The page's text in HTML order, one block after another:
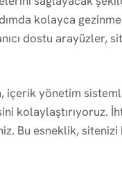
kolayca
dostu arayüzler,
içerik yönetim
kolaylaştırıyoruz.
Bu esneklik,